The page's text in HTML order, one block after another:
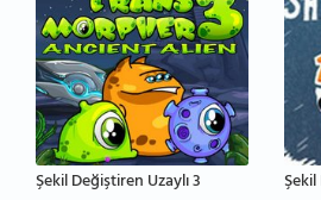
Şekil Değiştiren Uzaylı 3